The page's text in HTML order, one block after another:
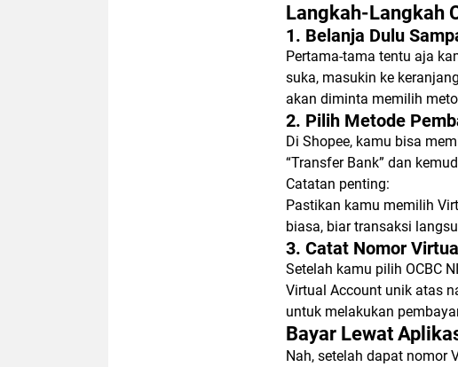
Langkah-Langkah
1. Belanja Dulu
Pertama-tama tentu aja
suka, masukin ke
akan diminta memilih
2. Pilih Metode
Di Shopee, kamu bisa
“Transfer Bank” dan
Catatan penting:
Pastikan kamu memilih
biasa, biar transaksi
3. Catat Nomor
Setelah kamu pilih OCBC
Virtual Account unik atas
untuk melakukan
Bayar Lewat
Nah, setelah dapat nomor